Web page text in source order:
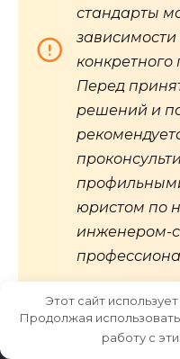
стандарты
конкретного
Перед
решений и
юристом по
инженером-
Этот сайт
Продолжая
работу с